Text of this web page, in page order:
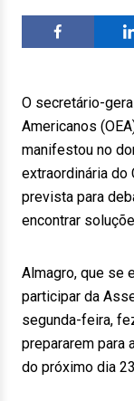
O secretário-
Americanos
manifestou no
extraordinária do
prevista para
encontrar
Almagro, que se
participar da
segunda-feira,
prepararem para
do próximo dia